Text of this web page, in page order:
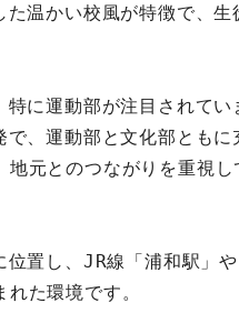
温かい校風が特徴で、生
に運動部が注目されてい
、運動部と文化部ともに
元とのつながりを重視し
置し、JR線「浦和駅」や
た環境です。